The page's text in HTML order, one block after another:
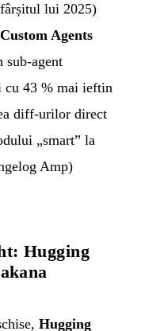
lui 2025)
Custom Agents
sub-agent
cu 43 % mai ieftin
diff-urilor direct
„smart” la
Amp)
Hugging
Hugging